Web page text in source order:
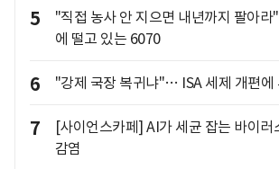
5
"직접 농사 안 지으면 내년까지 팔아
에 떨고 있는 6070
6 "강제 국장 복귀냐"… ISA 세제 개편에
7
[사이언스카페] AI가 세균 잡는 바이러
감염